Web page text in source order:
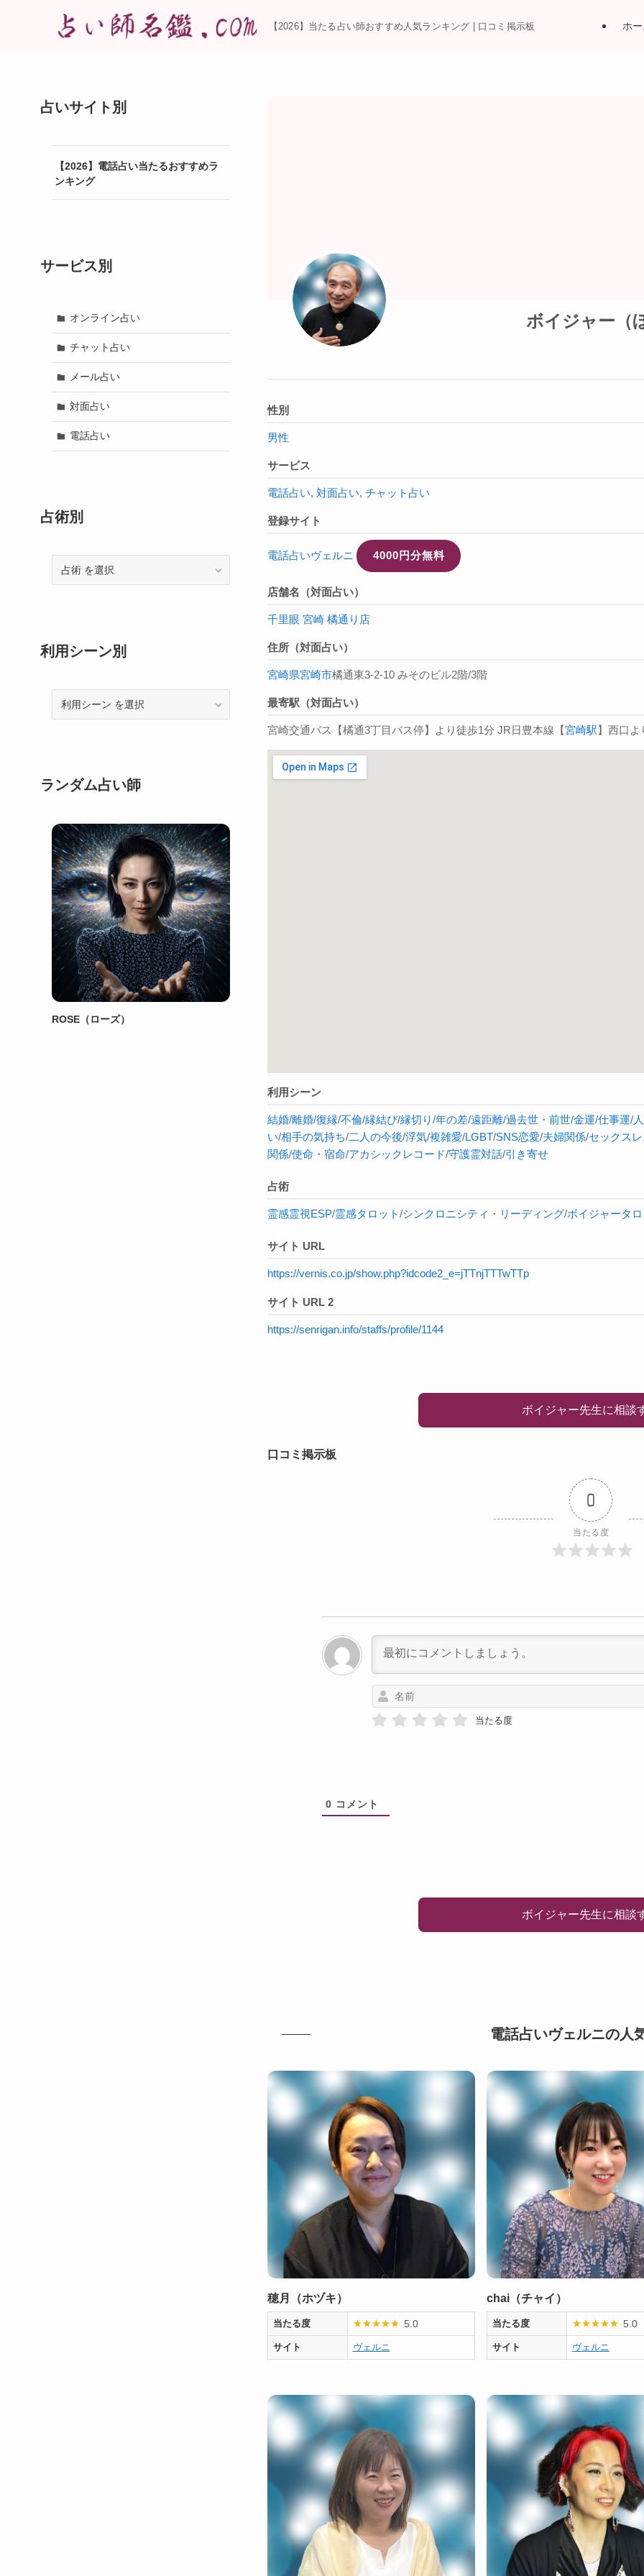
【2026】当たる占い師おすすめ人気ランキング | 口コミ掲示板 ホ
ボイジャー（
性別
男性
サービス
電話占い, 対面占い, チャット占い
登録サイト
電話占いヴェルニ 4000円分無料
店舗名（対面占い）
千里眼 宮崎 橘通り店
住所（対面占い）
宮崎県宮崎市橘通東3-2-10 みそのビル2階/3階
最寄駅（対面占い）
宮崎交通バス【橘通3丁目バス停】より徒歩1分 JR日豊本線【宮崎駅】西口よ
利用シーン
結婚/離婚/復縁/不倫/縁結び/縁切り/年の差/遠距離/過去世 ・ 前世/金運/仕事運/
い/相手の気持ち/二人の今後/浮気/複雑愛/LGBT/SNS恋愛/夫婦関係/セックス
関係/使命 ・ 宿命/アカシックレコード/守護霊対話/引き寄せ
占術
霊感霊視ESP/霊感タロット/シンクロニシティ ・ リーディング/ボイジャータ
サイト URL
https://vernis.co.jp/show.php?idcode2_e=jTTnjTTTwTTp
サイト URL 2
https://senrigan.info/staffs/profile/1144
ボイジャー先生に相談
口コミ掲示板
0
当たる度
当たる度
0 コメント
ボイジャー先生に相談
電話占いヴェルニの人
穂月（ホヅキ）
当たる度 ★★★★★ 5.0
サイト ヴェルニ
chai（チャイ）
当たる度 ★★★★★ 5.0
サイト ヴェルニ
占いサイト別
【2026】電話占い当たるおすすめラ
ンキング
サービス別
オンライン占い
チャット占い
メール占い
対面占い
電話占い
占術別
術
利用シーン別
ランダム占い師
ROSE（ローズ）